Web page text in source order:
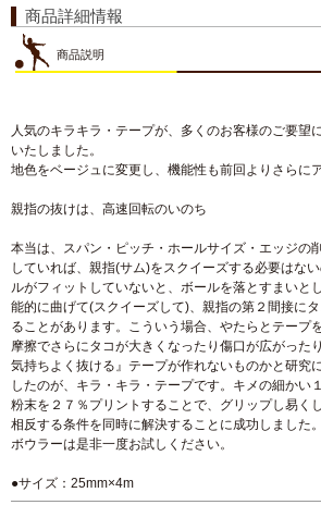
商品詳細情報
商品説明
人気のキラキラ・テープが、多くのお客様のご要望
いたしました。
地色をベージュに変更し、機能性も前回よりさらに
親指の抜けは、高速回転のいのち
本当は、スパン・ピッチ・ホールサイズ・エッジの
していれば、親指(サム)をスクイーズする必要はな
ルがフィットしていないと、ボールを落とすまいと
能的に曲げて(スクイーズして)、親指の第２間接に
ることがあります。こういう場合、やたらとテープ
摩擦でさらにタコが大きくなったり傷口が広がった
気持ちよく抜ける』テープが作れないものかと研究
したのが、キラ・キラ・テープです。キメの細かい
粉末を２７％プリントすることで、グリップし易く
相反する条件を同時に解決することに成功しました
ボウラーは是非一度お試しください。
●サイズ：25mm×4m